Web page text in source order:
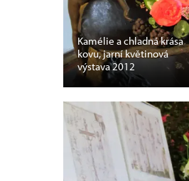
Kamélie a chladná krása
kovu, jarní květinová
výstava 2012